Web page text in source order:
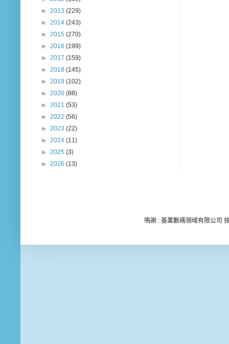
► 2013 (229)
► 2014 (243)
► 2015 (270)
► 2016 (199)
► 2017 (159)
► 2018 (145)
► 2019 (102)
► 2020 (88)
► 2021 (53)
► 2022 (56)
► 2023 (22)
► 2024 (11)
► 2025 (3)
► 2026 (13)
鳴謝 : 基業數碼領域有限公司